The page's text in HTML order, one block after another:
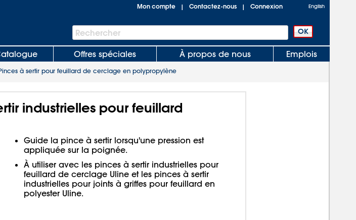
Mon compte | Contactez-nous | Connexion English
Barre
de
recherche
Rechercher
Offres spéciales À propos de nous Emplois
à sertir pour feuillard de cerclage en polypropylène
industrielles pour feuillard
Guide la pince à sertir lorsqu'une pression est
appliquée sur la poignée.
À utiliser avec les pinces à sertir industrielles pour
feuillard de cerclage Uline et les pinces à sertir
industrielles pour joints à griffes pour feuillard en
polyester Uline.